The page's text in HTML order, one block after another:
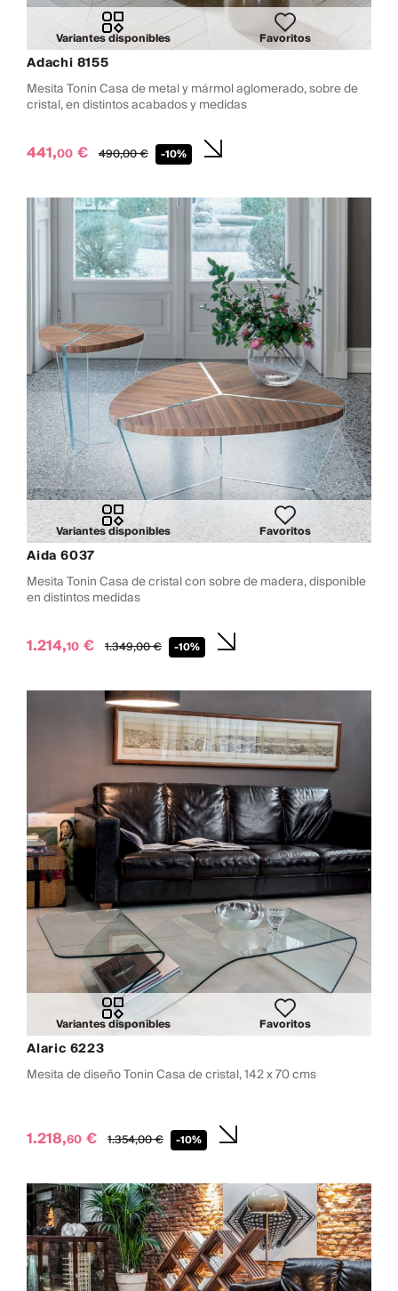
Variantes disponibles Favoritos
Adachi 8155
Mesita Tonin Casa de metal y mármol aglomerado, sobre de
cristal, en distintos acabados y medidas
441,00 € 490,00€ -10%
Variantes disponibles Favoritos
Aida 6037
Mesita Tonin Casa de cristal con sobre de madera, disponible
en distintos medidas
1.214,10 € 1.349,00€ -10%
Variantes disponibles Favoritos
Alaric 6223
Mesita de diseño Tonin Casa de cristal, 142 x 70 cms
1.218,60 € 1.354,00€ -10%